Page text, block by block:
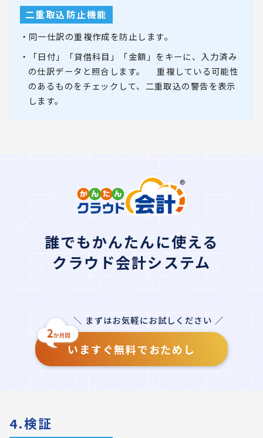
二重取込防止機能
・同一仕訳の重複作成を防止します。
・「日付」「貸借科目」「金額」をキーに、入力済み
の仕訳データと照合します。 重複している可能性
のあるものをチェックして、二重取込の警告を表示
します。
誰でもかんたんに使える
クラウド会計システム
＼ まずはお気軽にお試しください ／
いますぐ無料でおためし
4.検証